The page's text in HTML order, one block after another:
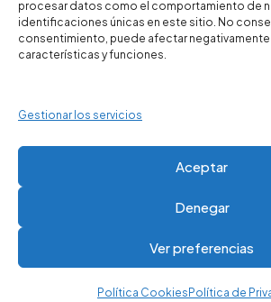
procesar datos como el comportamiento de
identificaciones únicas en este sitio. No
consentimiento, puede afectar negativamente
características y funciones.
Gestionar los servicios
Aceptar
Denegar
Ver preferencias
Política Cookies Política de
De lunes a viernes de 7.30 a
Política de
Política de Cookies
© 2025 Marmoles Sofí S.L. | Diseñado
MCClic